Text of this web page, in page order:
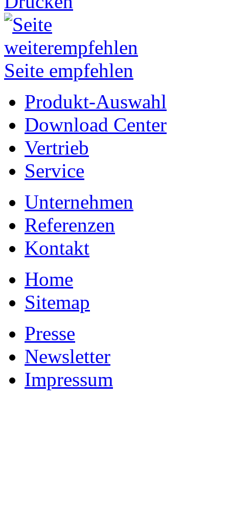
Seite empfehlen
Produkt-Auswahl
Download Center
Vertrieb
Service
Unternehmen
Referenzen
Kontakt
Home
Sitemap
Presse
Newsletter
Impressum